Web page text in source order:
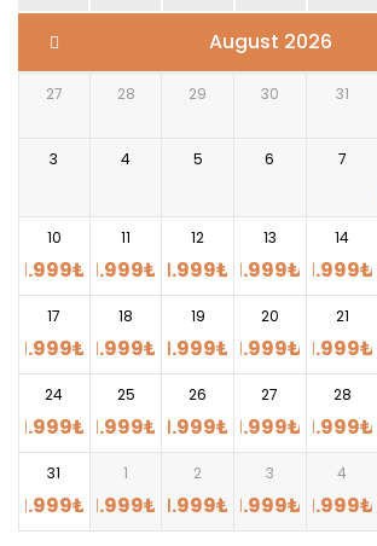
August 2026
27 28 29 30 31
3 4 5 6 7
10
1.999₺
11
1.999₺
12
1.999₺
13
1.999₺
14
1.999₺
17
1.999₺
18
1.999₺
19
1.999₺
20
1.999₺
21
1.999₺
24
1.999₺
25
1.999₺
26
1.999₺
27
1.999₺
28
1.999₺
31
1.999₺
1
1.999₺
2
1.999₺
3
1.999₺
4
1.999₺